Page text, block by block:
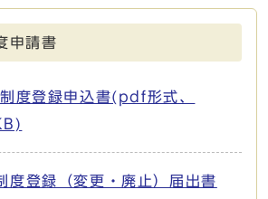
申請書
度登録申込書(pdf形式、
度登録（変更・廃止）届出書